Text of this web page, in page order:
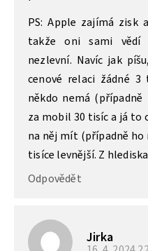
PS: Apple zajímá zisk
takže oni sami vědí
nezlevní. Navíc jak
cenové relaci žádné
někdo nemá (případně
za mobil 30 tisíc a já to
na něj mít (případně ho
tisíce levnější. Z
Odpovědět
Jirka